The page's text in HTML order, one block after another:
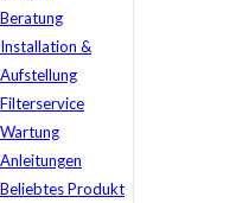
Beratung
Installation &
Aufstellung
Filterservice
Wartung
Anleitungen
Beliebtes Produkt